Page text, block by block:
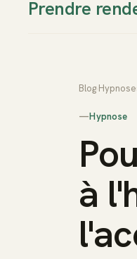
Prendre
Blog Hypnose
—Hypnose
à